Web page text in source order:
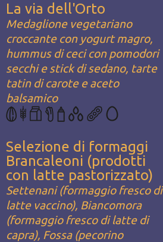
La via dell'Orto
Medaglione vegetariano
croccante con yogurt magro,
hummus di ceci con pomodori
secchi e stick di sedano, tarte
tatin di carote e aceto
balsamico
Selezione di formaggi
Brancaleoni (prodotti
con latte pastorizzato)
Settenani (formaggio fresco di
latte vaccino), Biancomora
(formaggio fresco di latte di
capra), Fossa (pecorino